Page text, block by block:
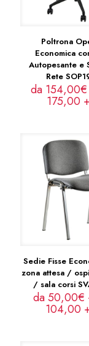
Poltrona
Economica
Autopesante e
Rete
da
175,00
Sedie Fisse
zona attesa /
/ sala corsi
da 50,00€
104,00